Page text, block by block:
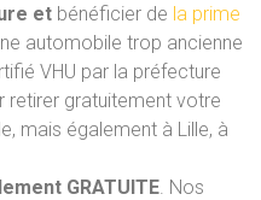
et bénéficier de la prime
automobile trop ancienne
VHU par la préfecture
retirer gratuitement votre
, mais également à Lille, à
GRATUITE Nos